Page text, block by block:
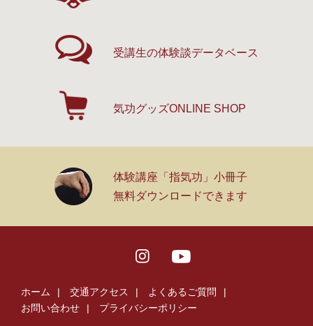
受講生の体験談データベース
気功グッズONLINE SHOP
体験講座「指気功」小冊子
無料ダウンロードできます
ホーム 交通アクセス
よくあるご質問
お問い合わせ
プライバシーポリシー